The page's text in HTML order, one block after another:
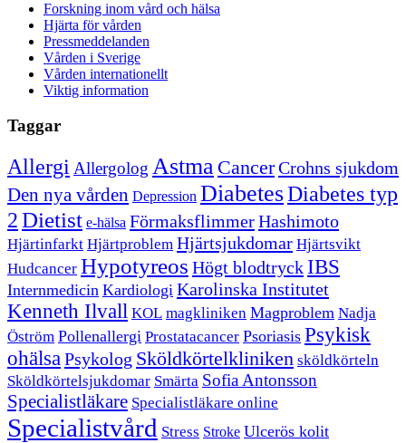
Forskning inom vård och hälsa
Hjärta för vården
Pressmeddelanden
Vården i Sverige
Vården internationellt
Viktig information
Taggar
Allergi Allergolog Astma CancerCrohns sjukdom
Den nya vården Depression DiabetesDiabetes typ
2Dietist e-hälsa FörmaksflimmerHashimoto
Hjärtinfarkt Hjärtproblem Hjärtsjukdomar Hjärtsvikt
Hudcancer Hypotyreos Högt blodtryckIBS
Internmedicin Kardiologi Karolinska Institutet
Kenneth Ilvall KOL magkliniken Magproblem Nadja
Öström Pollenallergi Prostatacancer Psoriasis Psykisk
ohälsa Psykolog Sköldkörtelkliniken sköldkörteln
Sköldkörtelsjukdomar Smärta Sofia Antonsson
Specialistläkare Specialistläkare online
Specialistvård Stress Stroke Ulcerös kolit